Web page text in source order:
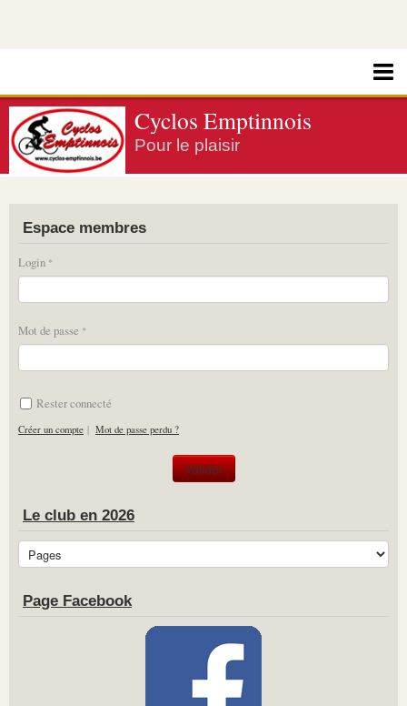
Cyclos Emptinnois
Pour le plaisir
Espace membres
Login
Mot de passe
Rester connecté
Créer un compte | Mot de passe perdu ?
Le club en 2026
Page Facebook